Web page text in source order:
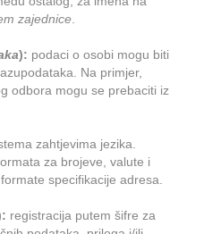
zajednice
): podaci o osobi mogu biti
Na primjer,
odbora mogu se prebaciti iz
zahtjevima jezika.
za brojeve, valute i
specifikacije adresa.
registracija putem šifre za